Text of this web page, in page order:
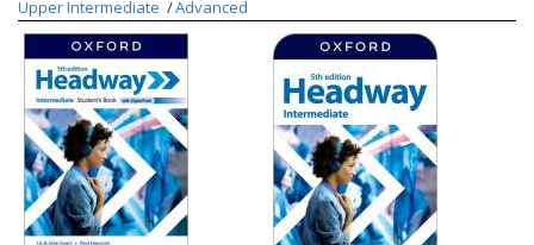
Upper Intermediate
Advanced